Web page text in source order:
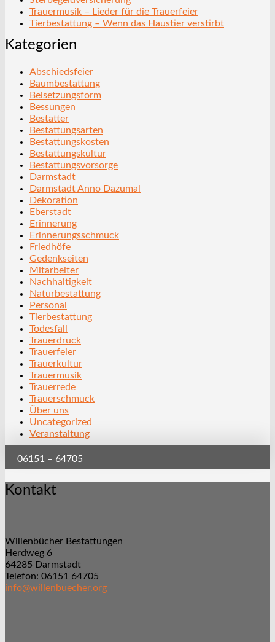
Trauermusik – Lieder für die Trauerfeier
Tierbestattung – Wenn das Haustier verstirbt
Kategorien
Abschiedsfeier
Baumbestattung
Beisetzungsform
Bessungen
Bestatter
Bestattungsarten
Bestattungskosten
Bestattungskultur
Bestattungsvorsorge
Darmstadt
Darmstadt Anno Dazumal
Dekoration
Eberstadt
Erinnerung
Erinnerungsschmuck
Friedhöfe
Gedenkseiten
Mitarbeiter
Nachhaltigkeit
Naturbestattung
Personal
Tierbestattung
Todesfall
Trauerdruck
Trauerfeier
Trauerkultur
Trauermusik
Trauerrede
Trauerschmuck
Über uns
Uncategorized
Veranstaltung
06151 – 64705
Kontakt
Willenbücher Bestattungen
Herdweg 6
64285 Darmstadt
Telefon: 06151 64705
info@willenbuecher.org